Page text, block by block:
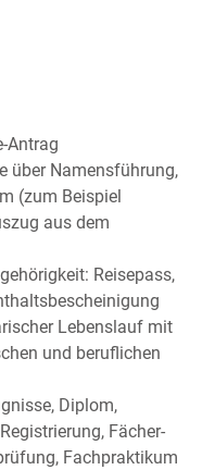
Antrag
über Namensführung,
(zum Beispiel
aus dem
Reisepass,
Lebenslauf mit
und beruflichen
Diplom,
Fächer-
Fachpraktikum